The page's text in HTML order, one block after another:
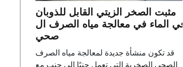
مثبت الصخر الزيتي القابل للذوبان
في الماء في معالجة مياه الصرف ال
صحي
قد تكون منشأة جديدة لمعالجة مياه الصرف
الصحي الصخرية التي تعمل جنبًا إلى جنب مع